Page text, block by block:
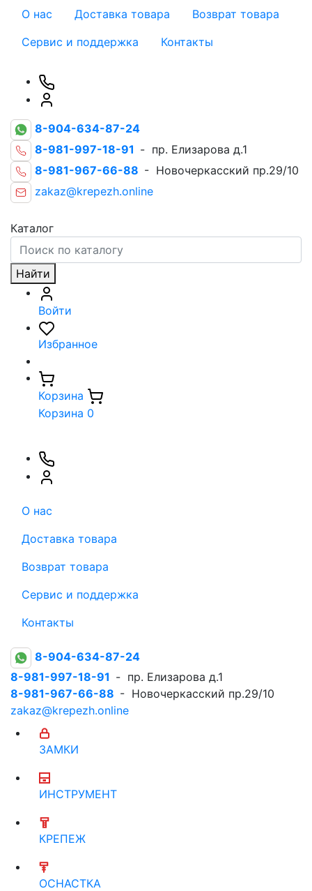
О нас Доставка товара
Возврат товара
Сервис и поддержка
Контакты
8-904-634-87-24
8-981-997-18-91 - пр. Елизарова д.1
8-981-967-66-88 - Новочеркасский пр.29/10
zakaz@krepezh.online
Каталог
Найти
Войти
Избранное
Корзина
Корзина 0
О нас
Доставка товара
Возврат товара
Сервис и поддержка
Контакты
8-904-634-87-24
8-981-997-18-91 - пр. Елизарова д.1
8-981-967-66-88 - Новочеркасский пр.29/10
zakaz@krepezh.online
ЗАМКИ
ИНСТРУМЕНТ
КРЕПЕЖ
ОСНАСТКА